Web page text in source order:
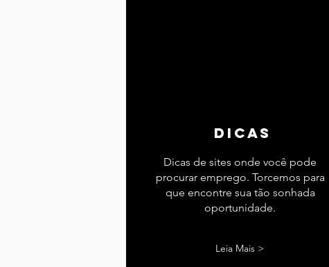
dicas
Dicas de sites onde você pode
procurar emprego. Torcemos para
que encontre sua tão sonhada
oportunidade.
Leia Mais >